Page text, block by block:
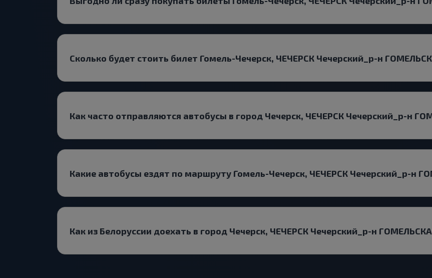
Сколько будет стоить билет Гомель-Чечерск, ЧЕЧЕРСК Чечерский_р-н
Как часто отправляются автобусы в город Чечерск, ЧЕЧЕРСК Чечерский_р-н
Какие автобусы ездят по маршруту Гомель-Чечерск, ЧЕЧЕРСК Чечерский_р-н
Как из Белоруссии доехать в город Чечерск, ЧЕЧЕРСК Чечерский_р-н